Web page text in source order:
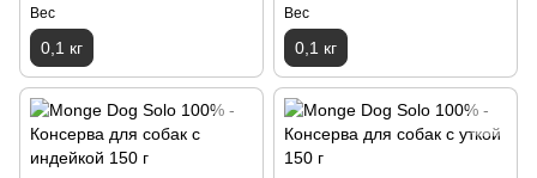
Вес
0,1 кг
Вес
0,1 кг